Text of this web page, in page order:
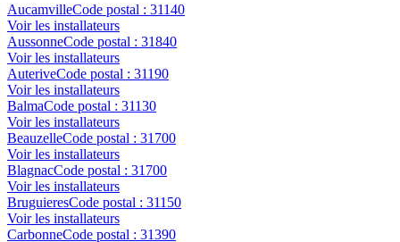
AucamvilleCode postal : 31140
Voir les installateurs
AussonneCode postal : 31840
Voir les installateurs
AuteriveCode postal : 31190
Voir les installateurs
BalmaCode postal : 31130
Voir les installateurs
BeauzelleCode postal : 31700
Voir les installateurs
BlagnacCode postal : 31700
Voir les installateurs
BruguieresCode postal : 31150
Voir les installateurs
CarbonneCode postal : 31390